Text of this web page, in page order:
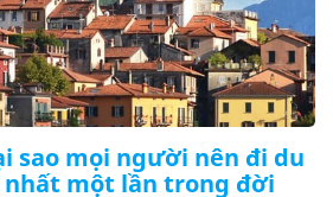
sao mọi người nên đi du
một lần trong đời